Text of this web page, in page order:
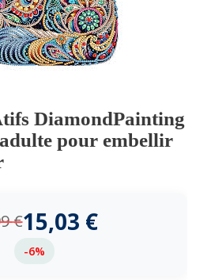
DiamondPainting
pour embellir
€15,03 €
-6%